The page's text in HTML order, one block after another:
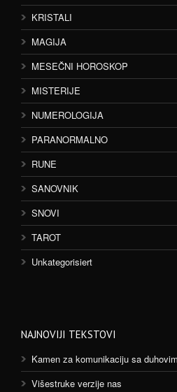
KRISTALI
MAGIJA
MESEČNI HOROSKOP
MISTERIJE
NUMEROLOGIJA
PARANORMALNO
RUNE
SANOVNIK
SNOVI
TAROT
Unkategorisiert
NAJNOVIJI TEKSTOVI
Kamen za komunikaciju sa
Višestruke verzije nas